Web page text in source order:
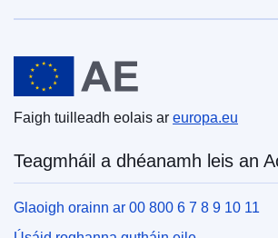
An tAontas Eorpach
Faigh tuilleadh eolais ar europa.eu
Teagmháil a dhéanamh leis an
Glaoigh orainn ar 00 800 6 7 8 9 10 11